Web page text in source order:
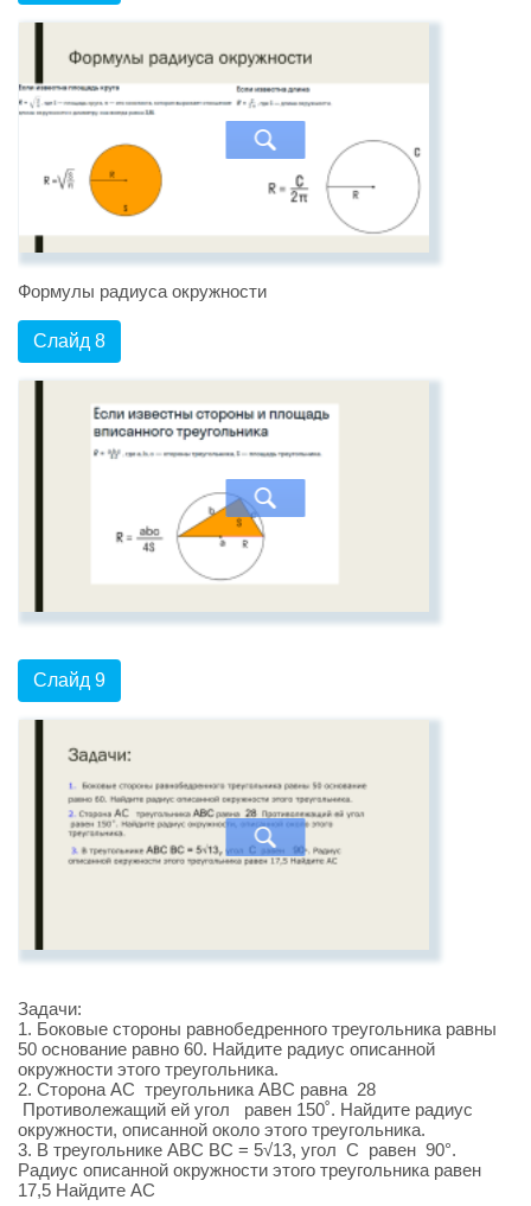
Формулы радиуса окружности
Слайд 8
Слайд 9
Задачи:
1. Боковые стороны равнобедренного треугольника равны
50 основание равно 60. Найдите радиус описанной
окружности этого треугольника.
2. Сторона AC треугольника ABC равна 28
Противолежащий ей угол равен 150˚. Найдите радиус
окружности, описанной около этого треугольника.
3. В треугольнике ABC ВС = 5√13, угол C равен 90°.
Радиус описанной окружности этого треугольника равен
17,5 Найдите AC